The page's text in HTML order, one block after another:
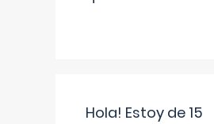
Hola! Estoy de 15